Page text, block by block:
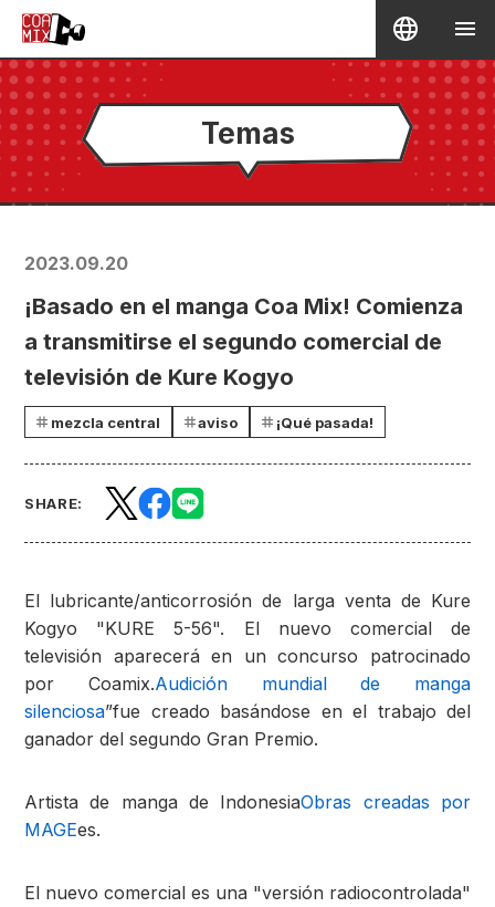
Temas
2023.09.20
¡Basado en el manga Coa Mix! Comienza
a transmitirse el segundo comercial de
televisión de Kure Kogyo
mezcla central aviso ¡Qué pasada!
SHARE:
El lubricante/anticorrosión de larga venta de Kure
Kogyo "KURE 5-56". El nuevo comercial de
televisión aparecerá en un concurso patrocinado
por Coamix.Audición mundial de manga
silenciosa”fue creado basándose en el trabajo del
ganador del segundo Gran Premio.
Artista de manga de IndonesiaObras creadas por
MAGEes.
El nuevo comercial es una "versión radiocontrolada"